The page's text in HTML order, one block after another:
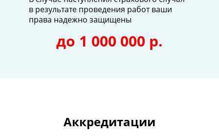
в результате проведения работ ваши
права надежно защищены
до 1 000 000 р.
Аккредитации